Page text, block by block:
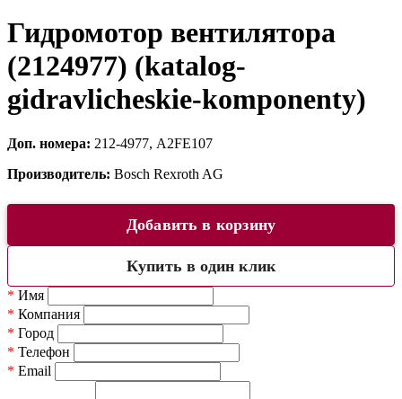
Гидромотор вентилятора
(2124977) (katalog-
gidravlicheskie-komponenty)
Доп. номера: 212-4977, A2FE107
Производитель: Bosch Rexroth AG
Добавить в корзину
Купить в один клик
* Имя
* Компания
* Город
* Телефон
* Email